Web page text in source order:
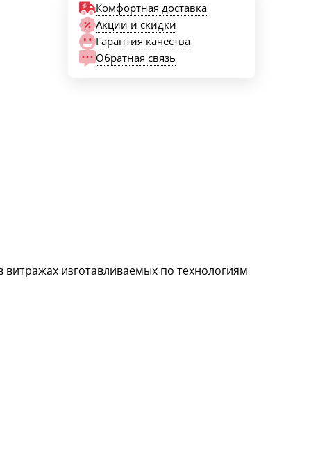
Комфортная доставка
Акции и скидки
Гарантия качества
Обратная связь
изготавливаемых по технологиям